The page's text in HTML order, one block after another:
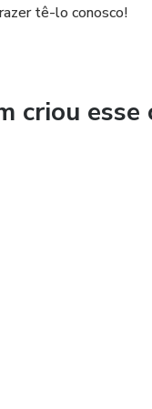
tê-lo conosco!
criou esse